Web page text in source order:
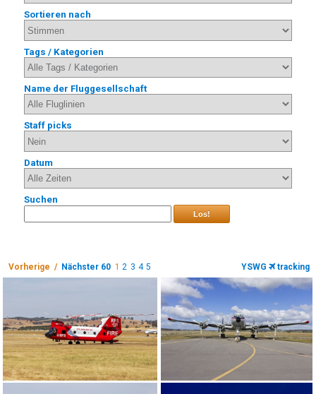
Sortieren nach
Tags / Kategorien
Name der Fluggesellschaft
Staff picks
Datum
Suchen
Los!
Vorherige / Nächster 60 1 2 3 4 5 YSWG tracking